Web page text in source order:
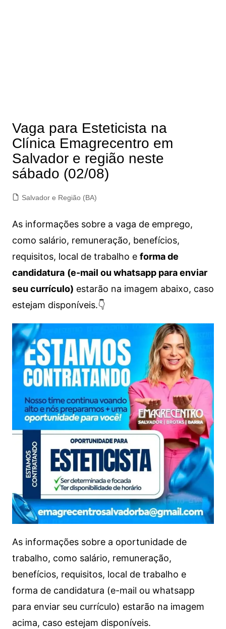
Vaga para Esteticista na
Clínica Emagrecentro em
Salvador e região neste
sábado (02/08)
Salvador e Região (BA)
As informações sobre a vaga de emprego,
como salário, remuneração, benefícios,
requisitos, local de trabalho e forma de
candidatura (e-mail ou whatsapp para enviar
seu currículo) estarão na imagem abaixo, caso
estejam disponíveis.👇
As informações sobre a oportunidade de
trabalho, como salário, remuneração,
benefícios, requisitos, local de trabalho e
forma de candidatura (e-mail ou whatsapp
para enviar seu currículo) estarão na imagem
acima, caso estejam disponíveis.